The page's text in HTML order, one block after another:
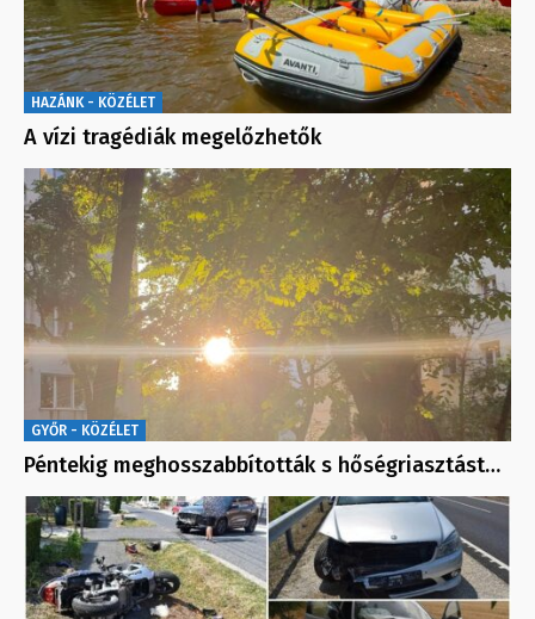
HAZÁNK - KÖZÉLET
A vízi tragédiák megelőzhetők
GYŐR - KÖZÉLET
Péntekig meghosszabbították s hőségriasztást…